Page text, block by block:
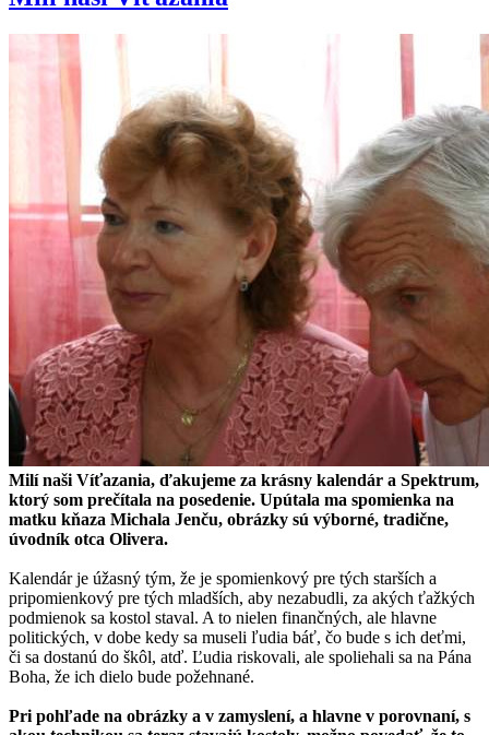
Milí naši Víťazania, ďakujeme za krásny kalendár a Spektrum,
ktorý som prečítala na posedenie. Upútala ma spomienka na
matku kňaza Michala Jenču, obrázky sú výborné, tradične,
úvodník otca Olivera.
Kalendár je úžasný tým, že je spomienkový pre tých starších a
pripomienkový pre tých mladších, aby nezabudli, za akých ťažkých
podmienok sa kostol staval. A to nielen finančných, ale hlavne
politických, v dobe kedy sa museli ľudia báť, čo bude s ich deťmi,
či sa dostanú do škôl, atď. Ľudia riskovali, ale spoliehali sa na Pána
Boha, že ich dielo bude požehnané.
Pri pohľade na obrázky a v zamyslení, a hlavne v porovnaní, s